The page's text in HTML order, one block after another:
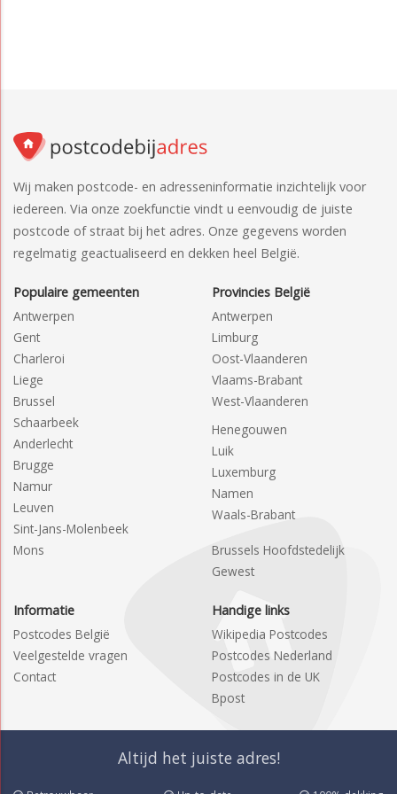
Wij maken postcode- en adresseninformatie inzichtelijk voor
iedereen. Via onze zoekfunctie vindt u eenvoudig de juiste
postcode of straat bij het adres. Onze gegevens worden
regelmatig geactualiseerd en dekken heel België.
Populaire gemeenten
Antwerpen
Gent
Charleroi
Liege
Brussel
Schaarbeek
Anderlecht
Brugge
Namur
Leuven
Sint-Jans-Molenbeek
Mons
Provincies België
Antwerpen
Limburg
Oost-Vlaanderen
Vlaams-Brabant
West-Vlaanderen
Henegouwen
Luik
Luxemburg
Namen
Waals-Brabant
Brussels Hoofdstedelijk
Gewest
Informatie
Postcodes België
Veelgestelde vragen
Contact
Handige links
Wikipedia Postcodes
Postcodes Nederland
Postcodes in de UK
Bpost
Altijd het juiste adres!